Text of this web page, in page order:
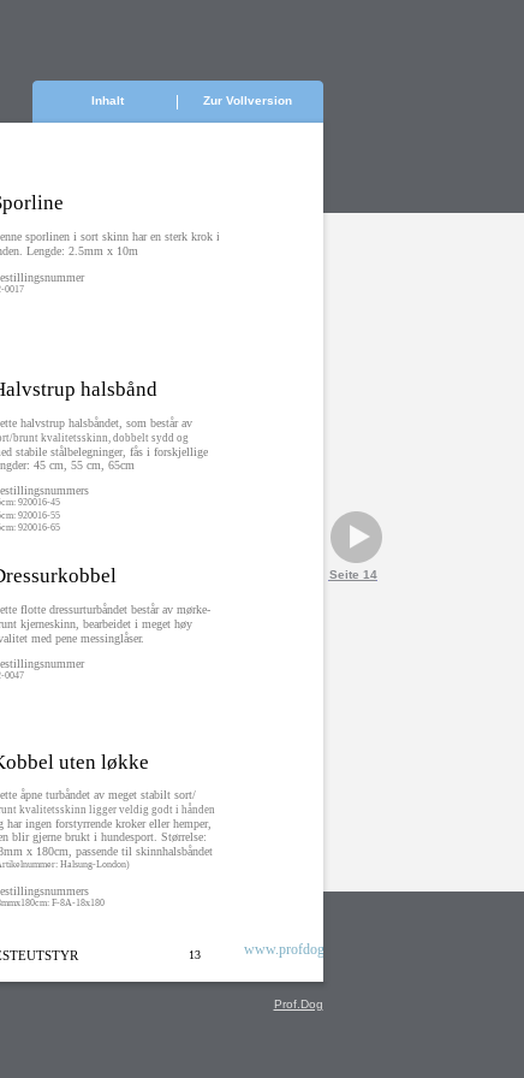
Zur Vollversion
Inhalt
Seite 14
sporlinen i sort skinn har en sterk krok i
Lengde: 2.5mm x 10m
0017
halsbånd
halvstrup halsbåndet, som består av
brunt kvalitetsskinn, dobbelt sydd og
stabile stålbelegninger, fås i forskjellige
45 cm, 55 cm, 65cm
920016-45
920016-55
920016-65
flotte dressurturbåndet består av mørke-
kjerneskinn, bearbeidet i meget høy
med pene messinglåser.
0047
uten løkke
åpne turbåndet av meget stabilt sort/
kvalitetsskinn ligger veldig godt i hånden
har ingen forstyrrende kroker eller hemper,
blir gjerne brukt i hundesport. Størrelse:
x 180cm, passende til skinnhalsbåndet
Halsung-London)
F-8A-18x180
13 www.profdog.com
Prof.Dog